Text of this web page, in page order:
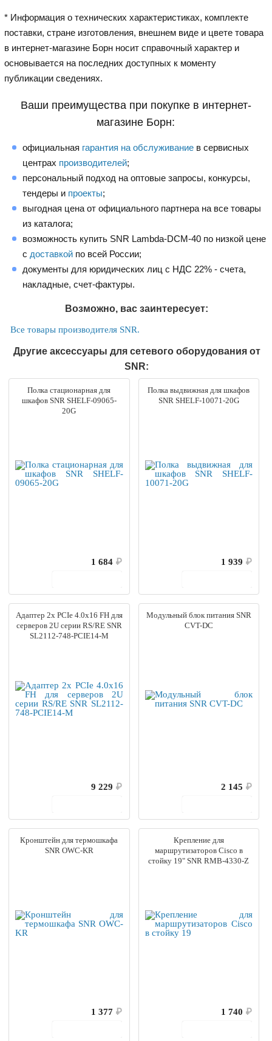
* Информация о технических характеристиках, комплекте
поставки, стране изготовления, внешнем виде и цвете товара
в интернет-магазине Борн носит справочный характер и
основывается на последних доступных к моменту
публикации сведениях.
Ваши преимущества при покупке в интернет-
магазине Борн:
официальная гарантия на обслуживание в сервисных
центрах производителей;
персональный подход на оптовые запросы, конкурсы,
тендеры и проекты;
выгодная цена от официального партнера на все товары
из каталога;
возможность купить SNR Lambda-DCM-40 по низкой цене
с доставкой по всей России;
документы для юридических лиц с НДС 22% - счета,
накладные, счет-фактуры.
Возможно, вас заинтересует:
Все товары производителя SNR.
Другие аксессуары для сетевого оборудования от
SNR:
Полка стационарная для
шкафов SNR SHELF-09065-
20G
1 684 ₽
Полка выдвижная для шкафов
SNR SHELF-10071-20G
1 939 ₽
Адаптер 2x PCIe 4.0x16 FH для
серверов 2U серии RS/RE SNR
SL2112-748-PCIE14-M
9 229 ₽
Модульный блок питания SNR
CVT-DC
2 145 ₽
Кронштейн для термошкафа
SNR OWC-KR
1 377 ₽
Крепление для
маршрутизаторов Cisco в
стойку 19" SNR RMB-4330-Z
1 740 ₽